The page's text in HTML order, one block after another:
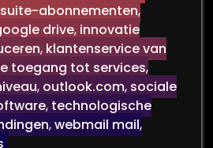
abonnementen,
drive, innovatie
, klantenservice van
toegang tot services,
, outlook.com, sociale
, technologische
,webmail mail,